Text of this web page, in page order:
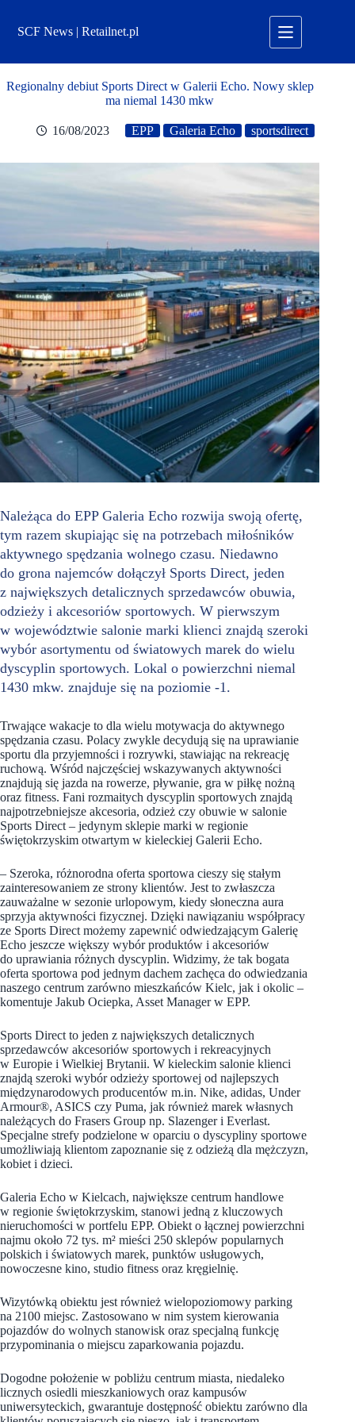
treściSCF News | Retailnet.pl
Regionalny debiut Sports Direct w Galerii Echo. Nowy sklep
ma niemal 1430 mkw
16/08/2023 EPP Galeria Echo sportsdirect
Należąca do EPP Galeria Echo rozwija swoją ofertę,
tym razem skupiając się na potrzebach miłośników
aktywnego spędzania wolnego czasu. Niedawno
do grona najemców dołączył Sports Direct, jeden
z największych detalicznych sprzedawców obuwia,
odzieży i akcesoriów sportowych. W pierwszym
w województwie salonie marki klienci znajdą szeroki
wybór asortymentu od światowych marek do wielu
dyscyplin sportowych. Lokal o powierzchni niemal
1430 mkw. znajduje się na poziomie -1.
Trwające wakacje to dla wielu motywacja do aktywnego
spędzania czasu. Polacy zwykle decydują się na uprawianie
sportu dla przyjemności i rozrywki, stawiając na rekreację
ruchową. Wśród najczęściej wskazywanych aktywności
znajdują się jazda na rowerze, pływanie, gra w piłkę nożną
oraz fitness. Fani rozmaitych dyscyplin sportowych znajdą
najpotrzebniejsze akcesoria, odzież czy obuwie w salonie
Sports Direct – jedynym sklepie marki w regionie
świętokrzyskim otwartym w kieleckiej Galerii Echo.
– Szeroka, różnorodna oferta sportowa cieszy się stałym
zainteresowaniem ze strony klientów. Jest to zwłaszcza
zauważalne w sezonie urlopowym, kiedy słoneczna aura
sprzyja aktywności fizycznej. Dzięki nawiązaniu współpracy
ze Sports Direct możemy zapewnić odwiedzającym Galerię
Echo jeszcze większy wybór produktów i akcesoriów
do uprawiania różnych dyscyplin. Widzimy, że tak bogata
oferta sportowa pod jednym dachem zachęca do odwiedzania
naszego centrum zarówno mieszkańców Kielc, jak i okolic –
komentuje Jakub Ociepka, Asset Manager w EPP.
Sports Direct to jeden z największych detalicznych
sprzedawców akcesoriów sportowych i rekreacyjnych
w Europie i Wielkiej Brytanii. W kieleckim salonie klienci
znajdą szeroki wybór odzieży sportowej od najlepszych
międzynarodowych producentów m.in. Nike, adidas, Under
Armour®, ASICS czy Puma, jak również marek własnych
należących do Frasers Group np. Slazenger i Everlast.
Specjalne strefy podzielone w oparciu o dyscypliny sportowe
umożliwiają klientom zapoznanie się z odzieżą dla mężczyzn,
kobiet i dzieci.
Galeria Echo w Kielcach, największe centrum handlowe
w regionie świętokrzyskim, stanowi jedną z kluczowych
nieruchomości w portfelu EPP. Obiekt o łącznej powierzchni
najmu około 72 tys. m² mieści 250 sklepów popularnych
polskich i światowych marek, punktów usługowych,
nowoczesne kino, studio fitness oraz kręgielnię.
Wizytówką obiektu jest również wielopoziomowy parking
na 2100 miejsc. Zastosowano w nim system kierowania
pojazdów do wolnych stanowisk oraz specjalną funkcję
przypominania o miejscu zaparkowania pojazdu.
Dogodne położenie w pobliżu centrum miasta, niedaleko
licznych osiedli mieszkaniowych oraz kampusów
uniwersyteckich, gwarantuje dostępność obiektu zarówno dla